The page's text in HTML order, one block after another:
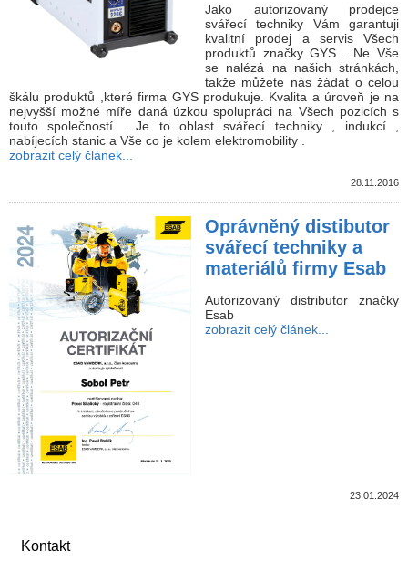
Kontakt
Jako autorizovaný prodejce
svářecí techniky Vám garantuji
kvalitní prodej a servis Všech
produktů značky GYS . Ne Vše
se nalézá na našich stránkách,
takže můžete nás žádat o celou
škálu produktů ,které firma GYS produkuje. Kvalita a úroveň je na
nejvyšší možné míře daná úzkou spolupráci na Všech pozicích s
touto společností . Je to oblast svářecí techniky , indukcí ,
nabíjecích stanic a Vše co je kolem elektromobility .
zobrazit celý článek...
28.11.2016
Oprávněný distibutor
svářecí techniky a
materiálů firmy Esab
Autorizovaný distributor značky
Esab
zobrazit celý článek...
23.01.2024